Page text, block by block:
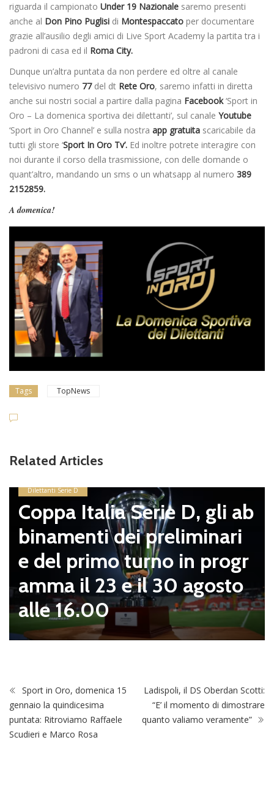
riguarda il campionato Under 19 Nazionale saremo presenti
anche al Don Pino Puglisi di Montespaccato per documentare
grazie all’ausilio degli amici di Live Sport Academy la partita tra i
padroni di casa ed il Roma City.
Dunque un’altra puntata da non perdere ed oltre al canale
televisivo numero 77del dt Rete Oro, saremo infatti in diretta
anche sui nostri social a partire dalla pagina Facebook‘Sport in
Oro – La domenica sportiva dei dilettanti’, sul canale Youtube
‘Sport in Oro Channel’ e sulla nostra app gratuita scaricabile da
tutti gli store ‘Sport In Oro Tv’. Ed inoltre potrete interagire con
noi durante il corso della trasmissione, con delle domande o
quant’altro, mandando un sms o un whatsapp al numero 389
2152859.
A domenica!
Tags TopNews
Related Articles
Dilettanti Serie D
Coppa Italia Serie D, gli ab
binamenti dei preliminari
e del primo turno in progr
amma il 23 e il 30 agosto
alle 16.00
Sport in Oro, domenica 15
gennaio la quindicesima
puntata: Ritroviamo Raffaele
Scudieri e Marco Rosa
Ladispoli, il DS Oberdan Scotti:
“E’ il momento di dimostrare
quanto valiamo veramente”